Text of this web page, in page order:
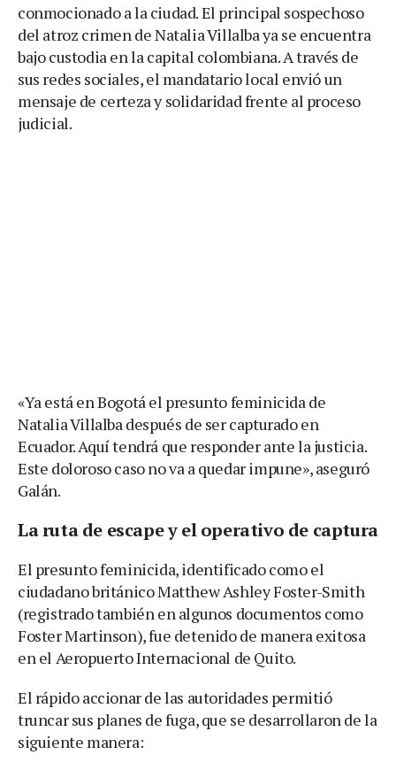
conmocionado a la ciudad. El principal sospechoso
del atroz crimen de Natalia Villalba ya se encuentra
bajo custodia en la capital colombiana. A través de
sus redes sociales, el mandatario local envió un
mensaje de certeza y solidaridad frente al proceso
judicial.
«Ya está en Bogotá el presunto feminicida de
Natalia Villalba después de ser capturado en
Ecuador. Aquí tendrá que responder ante la justicia.
Este doloroso caso no va a quedar impune», aseguró
Galán.
La ruta de escape y el operativo de captura
El presunto feminicida, identificado como el
ciudadano británico Matthew Ashley Foster-Smith
(registrado también en algunos documentos como
Foster Martinson), fue detenido de manera exitosa
en el Aeropuerto Internacional de Quito.
El rápido accionar de las autoridades permitió
truncar sus planes de fuga, que se desarrollaron de la
siguiente manera: